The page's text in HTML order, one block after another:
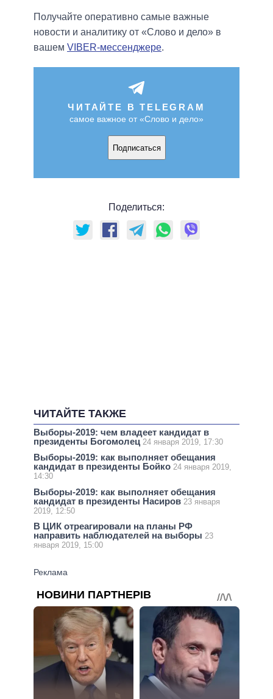
Получайте оперативно самые важные
новости и аналитику от «Слово и дело» в
вашем VIBER-мессенджере.
ЧИТАЙТЕ В TELEGRAM
самое важное от «Слово и дело»
Подписаться
Поделиться:
ЧИТАЙТЕ ТАКЖЕ
Выборы-2019: чем владеет кандидат в
президенты Богомолец 24 января 2019, 17:30
Выборы-2019: как выполняет обещания
кандидат в президенты Бойко 24 января 2019,
14:30
Выборы-2019: как выполняет обещания
кандидат в президенты Насиров 23 января
2019, 12:50
В ЦИК отреагировали на планы РФ
направить наблюдателей на выборы 23
января 2019, 15:00